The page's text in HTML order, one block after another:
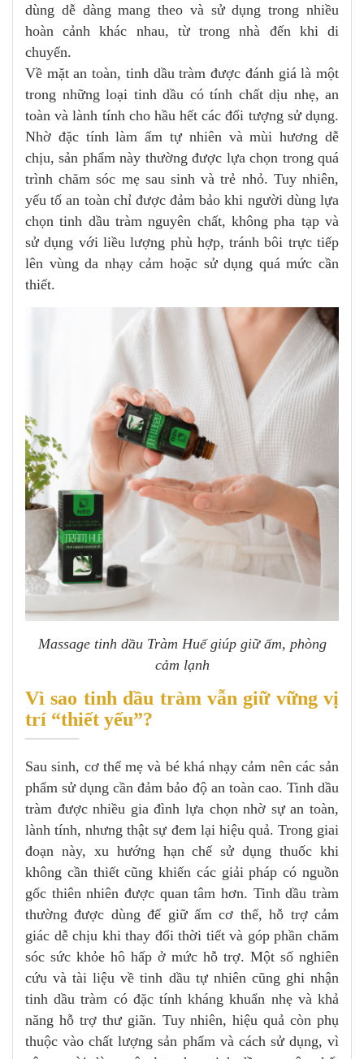
dùng dễ dàng mang theo và sử dụng trong nhiều
hoàn cảnh khác nhau, từ trong nhà đến khi di
chuyển.
Về mặt an toàn, tinh dầu tràm được đánh giá là một
trong những loại tinh dầu có tính chất dịu nhẹ, an
toàn và lành tính cho hầu hết các đối tượng sử dụng.
Nhờ đặc tính làm ấm tự nhiên và mùi hương dễ
chịu, sản phẩm này thường được lựa chọn trong quá
trình chăm sóc mẹ sau sinh và trẻ nhỏ. Tuy nhiên,
yếu tố an toàn chỉ được đảm bảo khi người dùng lựa
chọn tinh dầu tràm nguyên chất, không pha tạp và
sử dụng với liều lượng phù hợp, tránh bôi trực tiếp
lên vùng da nhạy cảm hoặc sử dụng quá mức cần
thiết.
Massage tinh dầu Tràm Huế giúp giữ ấm, phòng
cảm lạnh
Vì sao tinh dầu tràm vẫn giữ vững vị
trí “thiết yếu”?
Sau sinh, cơ thể mẹ và bé khá nhạy cảm nên các sản
phẩm sử dụng cần đảm bảo độ an toàn cao. Tinh dầu
tràm được nhiều gia đình lựa chọn nhờ sự an toàn,
lành tính, nhưng thật sự đem lại hiệu quả. Trong giai
đoạn này, xu hướng hạn chế sử dụng thuốc khi
không cần thiết cũng khiến các giải pháp có nguồn
gốc thiên nhiên được quan tâm hơn. Tinh dầu tràm
thường được dùng để giữ ấm cơ thể, hỗ trợ cảm
giác dễ chịu khi thay đổi thời tiết và góp phần chăm
sóc sức khỏe hô hấp ở mức hỗ trợ. Một số nghiên
cứu và tài liệu về tinh dầu tự nhiên cũng ghi nhận
tinh dầu tràm có đặc tính kháng khuẩn nhẹ và khả
năng hỗ trợ thư giãn. Tuy nhiên, hiệu quả còn phụ
thuộc vào chất lượng sản phẩm và cách sử dụng, vì